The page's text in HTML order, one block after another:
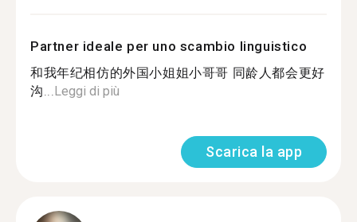
Partner ideale per uno scambio linguistico
和我年纪相仿的外国小姐姐小哥哥 同龄人都会更好
沟... Leggi di più
Scarica la app